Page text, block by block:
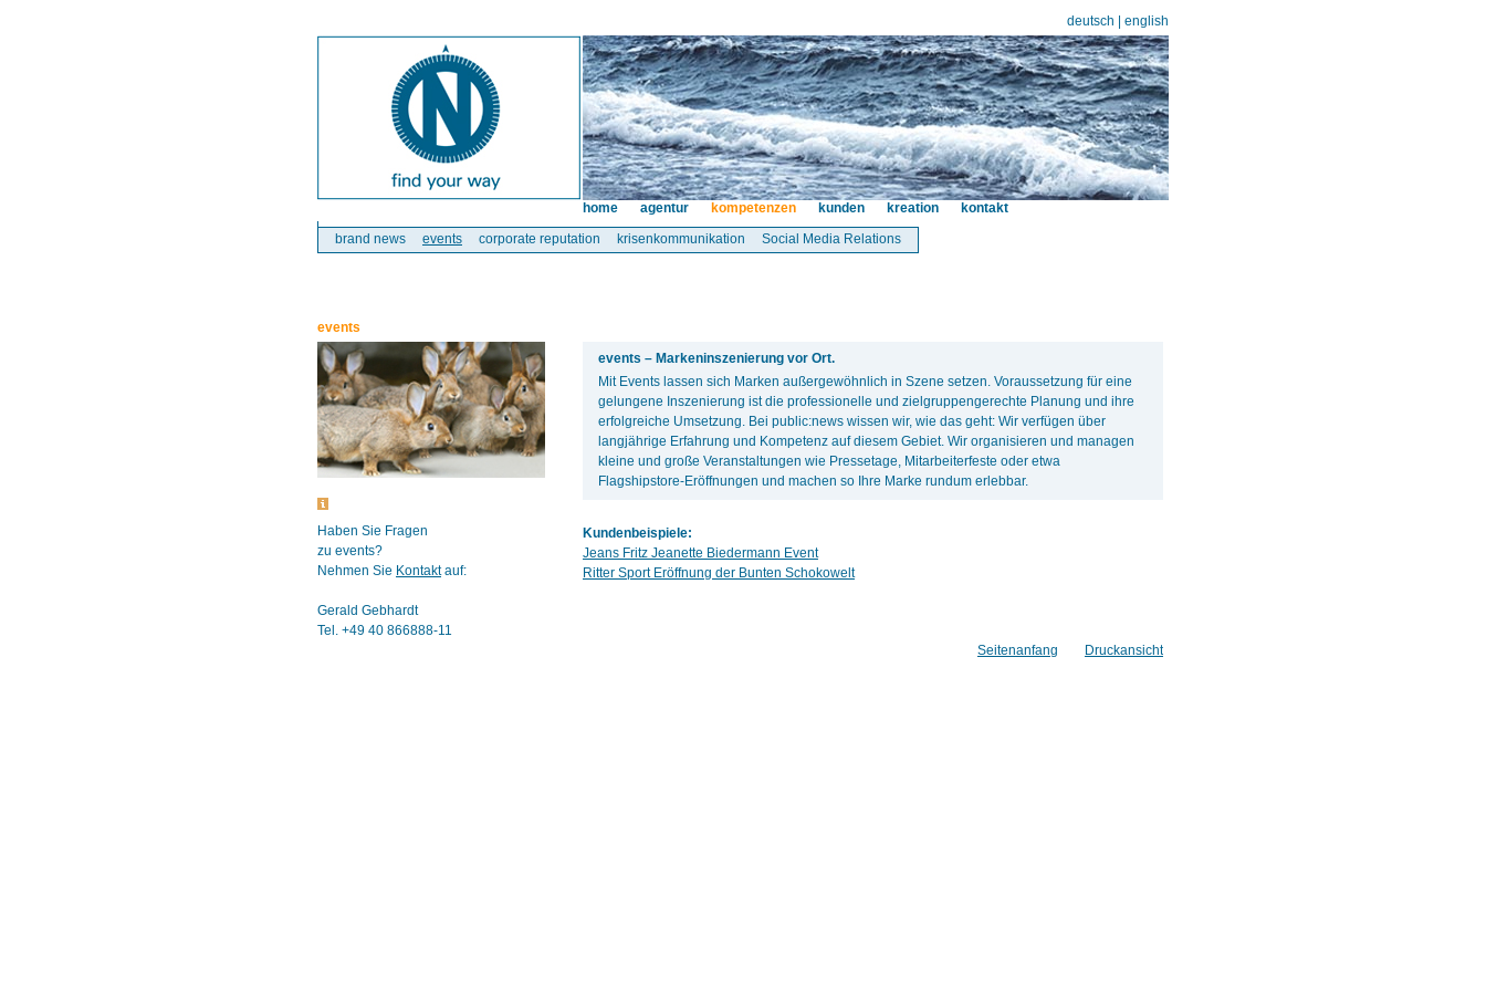
brand news events corporate reputation krisenkommunikation Social Media Relations
deutsch english
home agentur kompetenzen kunden kreation kontakt
events
Haben Sie Fragen
zu events?
Nehmen Sie Kontaktauf:
Gerald Gebhardt
Tel. +49 40 866888-11
events – Markeninszenierung vor Ort.
Mit Events lassen sich Marken außergewöhnlich in Szene setzen. Voraussetzung für eine
gelungene Inszenierung ist die professionelle und zielgruppengerechte Planung und ihre
erfolgreiche Umsetzung. Bei public:news wissen wir, wie das geht: Wir verfügen über
langjährige Erfahrung und Kompetenz auf diesem Gebiet. Wir organisieren und managen
kleine und große Veranstaltungen wie Pressetage, Mitarbeiterfeste oder etwa
Flagshipstore-Eröffnungen und machen so Ihre Marke rundum erlebbar.
Kundenbeispiele:
Jeans Fritz Jeanette Biedermann Event
Ritter Sport Eröffnung der Bunten Schokowelt
Seitenanfang Druckansicht